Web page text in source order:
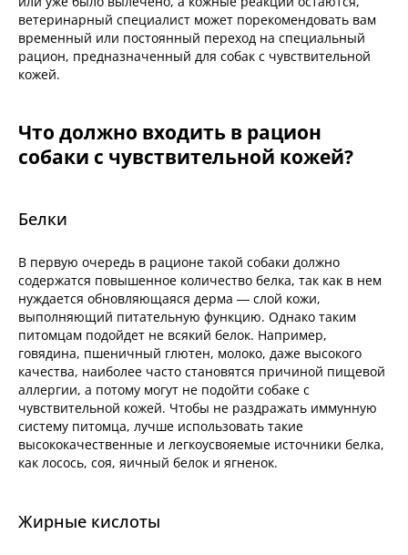
ветеринарный специалист может порекомендовать вам
временный или постоянный переход на специальный
рацион, предназначенный для собак с чувствительной
кожей.
Что должно входить в рацион
собаки с чувствительной кожей?
Белки
В первую очередь в рационе такой собаки должно
содержатся повышенное количество белка, так как в нем
нуждается обновляющаяся дерма — слой кожи,
выполняющий питательную функцию. Однако таким
питомцам подойдет не всякий белок. Например,
говядина, пшеничный глютен, молоко, даже высокого
качества, наиболее часто становятся причиной пищевой
аллергии, а потому могут не подойти собаке с
чувствительной кожей. Чтобы не раздражать иммунную
систему питомца, лучше использовать такие
высококачественные и легкоусвояемые источники белка,
как лосось, соя, яичный белок и ягненок.
Жирные кислоты